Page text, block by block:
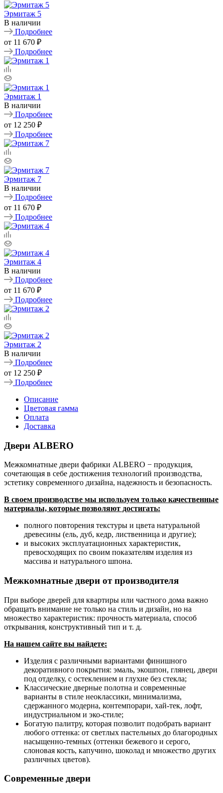
Эрмитаж 5
В наличии
Подробнее
от 11 670 ₽
Подробнее
Эрмитаж 1
В наличии
Подробнее
от 12 250 ₽
Подробнее
Эрмитаж 7
В наличии
Подробнее
от 11 670 ₽
Подробнее
Эрмитаж 4
В наличии
Подробнее
от 11 670 ₽
Подробнее
Эрмитаж 2
В наличии
Подробнее
от 12 250 ₽
Подробнее
Описание
Цветовая гамма
Оплата
Доставка
Двери ALBERO
Межкомнатные двери фабрики ALBERO − продукция,
сочетающая в себе достижения технологий производства,
эстетику современного дизайна, надежность и безопасность.
В своем производстве мы используем только качественные
материалы, которые позволяют достигать:
полного повторения текстуры и цвета натуральной
древесины (ель, дуб, кедр, лиственница и другие);
и высоких эксплуатационных характеристик,
превосходящих по своим показателям изделия из
массива и натурального шпона.
Межкомнатные двери от производителя
При выборе дверей для квартиры или частного дома важно
обращать внимание не только на стиль и дизайн, но на
множество характеристик: прочность материала, способ
открывания, конструктивный тип и т. д.
На нашем сайте вы найдете:
Изделия с различными вариантами финишного
декоративного покрытия: эмаль, экошпон, глянец, двери
под отделку, с остеклением и глухие без стекла;
Классические дверные полотна и современные
варианты в стиле неоклассики, минимализма,
сдержанного модерна, контемпорари, хай-тек, лофт,
индустриальном и эко-стиле;
Богатую палитру, которая позволит подобрать вариант
любого оттенка: от светлых пастельных до благородных
насыщенно-темных (оттенки бежевого и серого,
слоновая кость, капучино, шоколад и множество других
различных цветов).
Современные двери